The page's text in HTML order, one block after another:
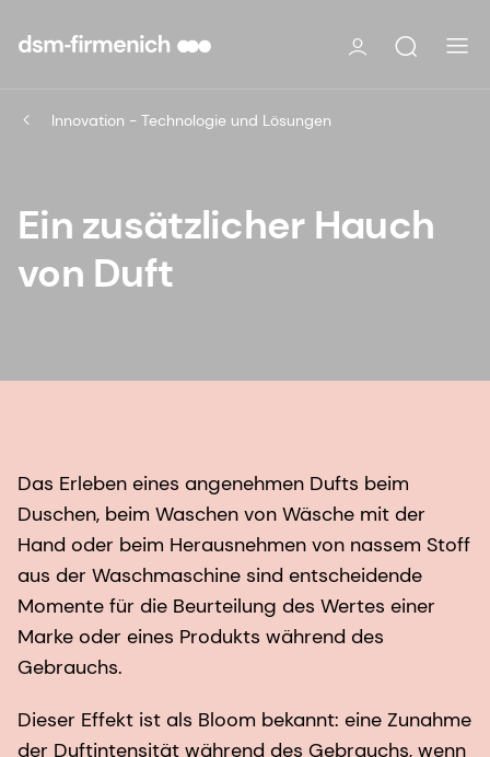
Innovation - Technologie und Lösungen
Ein zusätzlicher Hauch
von Duft
Das Erleben eines angenehmen Dufts beim
Duschen, beim Waschen von Wäsche mit der
Hand oder beim Herausnehmen von nassem Stoff
aus der Waschmaschine sind entscheidende
Momente für die Beurteilung des Wertes einer
Marke oder eines Produkts während des
Gebrauchs.
Dieser Effekt ist als Bloom bekannt: eine Zunahme
der Duftintensität während des Gebrauchs, wenn